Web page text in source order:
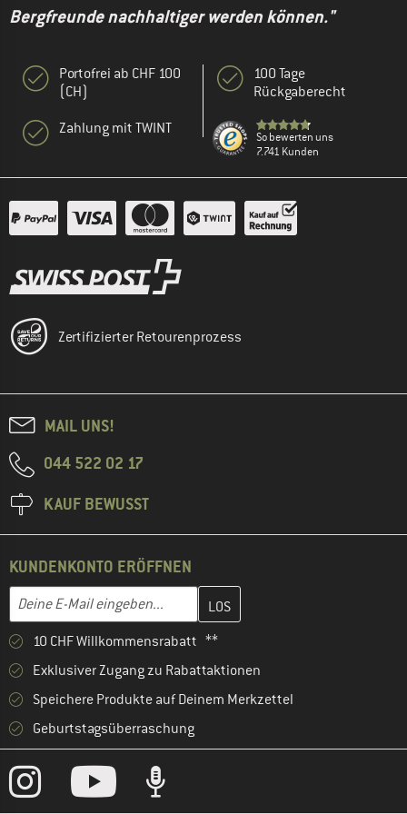
Bergfreunde nachhaltiger werden können."
Portofrei ab CHF 100
(CH)
Zahlung mit TWINT
100 Tage
Rückgaberecht
So bewerten uns
7.741 Kunden
Zertifizierter Retourenprozess
MAIL UNS!
044 522 02 17
KAUF BEWUSST
KUNDENKONTO ERÖFFNEN
Deine E-Mail eingeben...
Gib hier deine E-Mail-Adresse ein und erstelle im nächsten
10 CHF Willkommensrabatt **
Exklusiver Zugang zu Rabattaktionen
Speichere Produkte auf Deinem Merkzettel
Geburtstagsüberraschung